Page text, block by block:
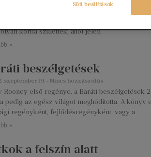
korba születtek, ahol jelen
»
beszélgetések
szeptember 19. Nincs hozzászólás
Rooney első regénye, a Baráti beszélgetések
pedig az egész világot meghódította. A könyv
regényként, fejlődésregényként, vagy a
»
a felszín alatt
Süti beállítások